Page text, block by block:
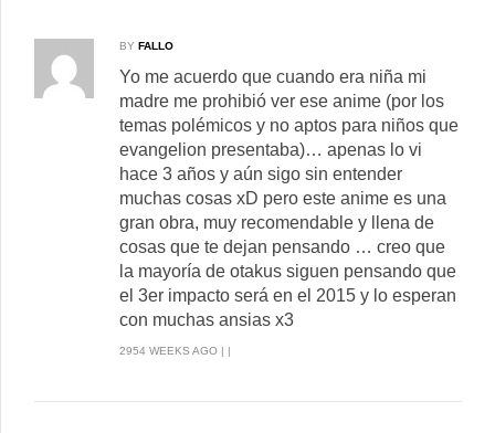
BY FALLO
Yo me acuerdo que cuando era niña mi
madre me prohibió ver ese anime (por los
temas polémicos y no aptos para niños que
evangelion presentaba)… apenas lo vi
hace 3 años y aún sigo sin entender
muchas cosas xD pero este anime es una
gran obra, muy recomendable y llena de
cosas que te dejan pensando … creo que
la mayoría de otakus siguen pensando que
el 3er impacto será en el 2015 y lo esperan
con muchas ansias x3
2954 WEEKS AGO | |